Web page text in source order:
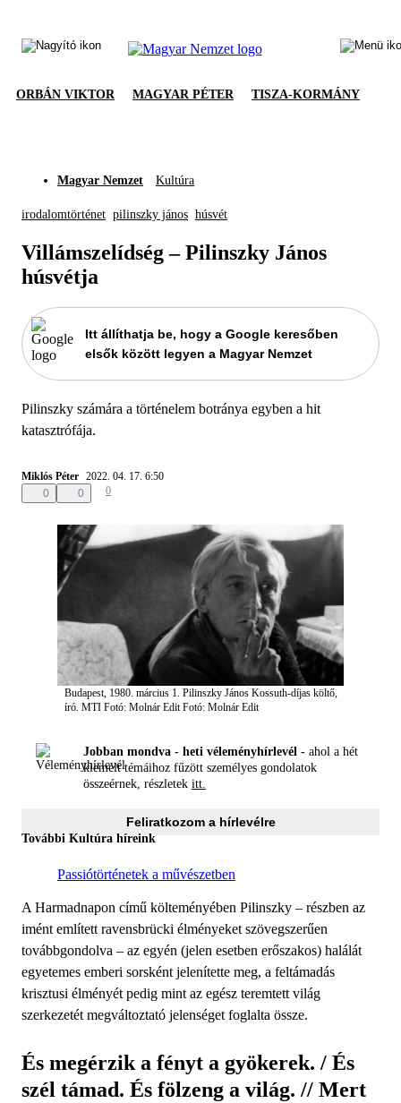
ORBÁN VIKTOR MAGYAR PÉTER TISZA-KORMÁNY
Magyar Nemzet Kultúra
irodalomtörténet pilinszky jános húsvét
Villámszelídség – Pilinszky János
húsvétja
Itt állíthatja be, hogy a Google keresőben
elsők között legyen a Magyar Nemzet
Pilinszky számára a történelem botránya egyben a hit
katasztrófája.
Miklós Péter 2022. 04. 17. 6:50
0
0 0
Budapest, 1980. március 1. Pilinszky János Kossuth-díjas költő,
író. MTI Fotó: Molnár EditFotó: Molnár Edit
Jobban mondva - heti véleményhírlevél - ahol a hét
kiemelt témáihoz fűzött személyes gondolatok
összeérnek, részletek itt.
Feliratkozom a hírlevélre
További Kultúra híreink
Passiótörténetek a művészetben
A Harmadnapon című költeményé­ben Pilinszky – részben az
imént említett ravensbrücki élményeket szövegszerűen
továbbgondolva – az egyén (jelen esetben erőszakos) halálát
egyetemes emberi sorsként jelenítette meg, a feltámadás
krisztusi élményét pedig mint az egész teremtett világ
szerkezetét megváltoztató jelenséget foglalta össze.
És megérzik a fényt a gyökerek. / És
szél támad. És fölzeng a világ. // Mert